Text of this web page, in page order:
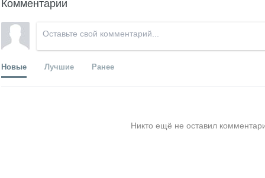
Новые Лучшие Ранее
Никто ещё не оставил